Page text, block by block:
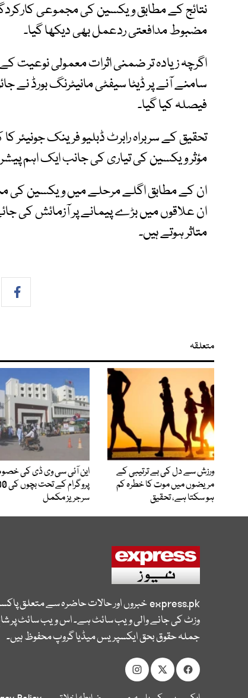
مضبوط مدافعتی ردعمل بھی دیکھا گیا۔
اگرچہ زیادہ تر ضمنی اثرات معمولی نوعیت
سامنے آنے پر ڈیٹا سیفٹی مانیٹرنگ بورڈ نے
فیصلہ کیا گیا۔
تحقیق کے سربراہ رابرٹ ڈبلیو فرینک جونیئر
مؤثر ویکسین کی تیاری کی جانب ایک اہم
ان کے مطابق اگلے مرحلے میں ویکسین کی
ان علاقوں میں بڑے پیمانے پر آزمائش کی
متاثر ہوتے ہیں۔
متعلقہ
ورزش سے دل کی بے ترتیبی کے
مریضوں میں موت کا خطرہ کم
ہو سکتا ہے، تحقیق
این آئی سی وی ڈی کی
سرجریز مکمل
express.pkخبروں اور حالات حاضرہ سے متعلق
وزٹ کی جانے والی ویب سائٹ ہے۔ اس ویب سائٹ پر
جملہ حقوق بحق ایکسپریس میڈیا گروپ محفوظ ہیں۔